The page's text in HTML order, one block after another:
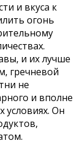
и вкуса к
огонь
и их лучше
гречневой
не
и вполне
условиях. Он